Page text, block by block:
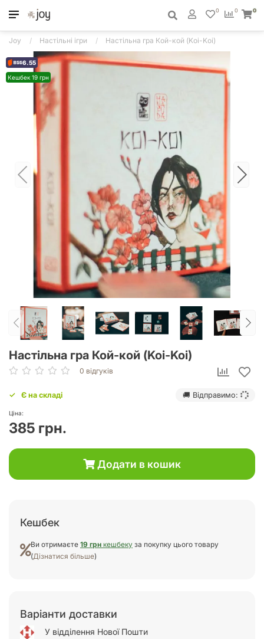
0
0 0
Joy Настільні ігри Настільна гра Кой-кой (Koi-Koi)
6.55
Кешбек 19 грн
Настільна гра Кой-кой (Koi-Koi)
0 відгуків
Є на складі 🚚 Відправимо:
Ціна:
385 грн.
Додати в кошик
Кешбек
Ви отримаєте 19 грн кешбеку за покупку цього товару
(Дізнатися більше)
Варіанти доставки
У відділення Нової Пошти